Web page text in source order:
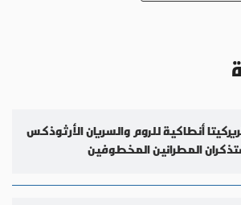
أنطاكية للروم والسريان الأرثوذكس
المطرانين المخطوفين